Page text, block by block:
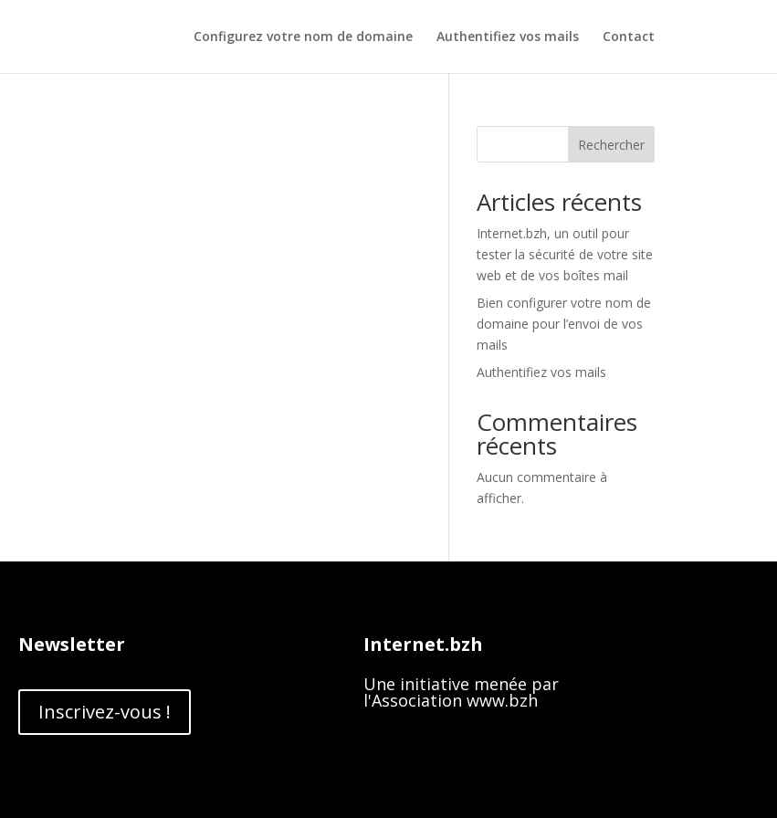
Configurez votre nom de domaine Authentifiez vos mails Contact
Rechercher
Articles récents
Internet.bzh, un outil pour
tester la sécurité de votre site
web et de vos boîtes mail
Bien configurer votre nom de
domaine pour l’envoi de vos
mails
Authentifiez vos mails
Commentaires
récents
Aucun commentaire à
afficher.
Newsletter
Inscrivez-vous !
Internet.bzh
Une initiative menée par
l'Association www.bzh